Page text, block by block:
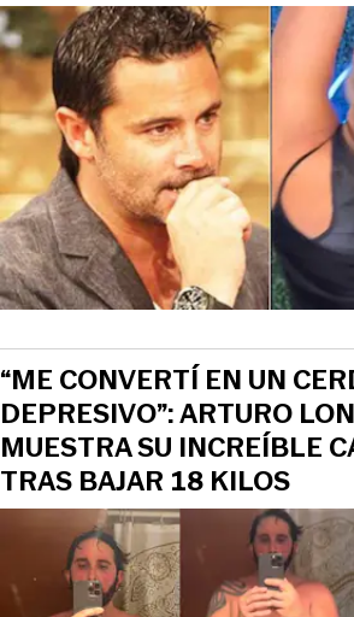
“ME CONVERTÍ EN UN
DEPRESIVO”: ARTURO
MUESTRA SU INCREÍBLE
TRAS BAJAR 18 KILOS